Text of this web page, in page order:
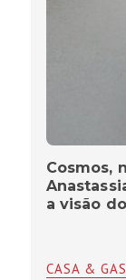
Cosmos,
a visão
CASA &